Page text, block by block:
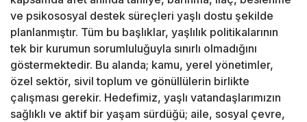
ve psikososyal destek süreçleri yaşlı dostu şekilde
planlanmıştır. Tüm bu başlıklar, yaşlılık politikalarının
tek bir kurumun sorumluluğuyla sınırlı olmadığını
göstermektedir. Bu alanda; kamu, yerel yönetimler,
özel sektör, sivil toplum ve gönüllülerin birlikte
çalışması gerekir. Hedefimiz, yaşlı vatandaşlarımızın
sağlıklı ve aktif bir yaşam sürdüğü; aile, sosyal çevre,